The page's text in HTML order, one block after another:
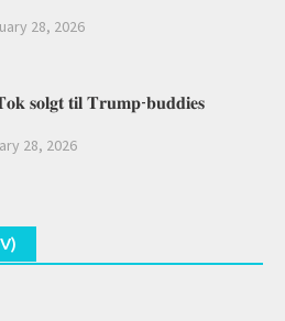
28, 2026
𝐬𝐨𝐥𝐠𝐭 𝐭𝐢𝐥 𝐓𝐫𝐮𝐦𝐩-𝐛𝐮𝐝𝐝𝐢𝐞𝐬
28, 2026